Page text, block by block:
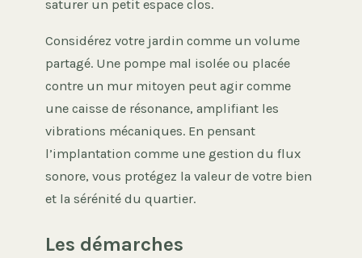
saturer un petit espace clos.
Considérez votre jardin comme un volume
partagé. Une pompe mal isolée ou placée
contre un mur mitoyen peut agir comme
une caisse de résonance, amplifiant les
vibrations mécaniques. En pensant
l’implantation comme une gestion du flux
sonore, vous protégez la valeur de votre bien
et la sérénité du quartier.
Les démarches